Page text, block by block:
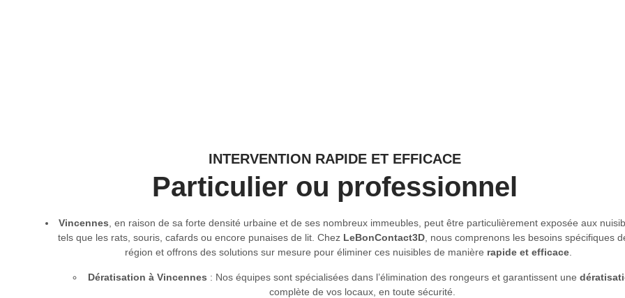
INTERVENTION RAPIDE ET EFFICACE
Particulier ou professionnel
Vincennes, en raison de sa forte densité urbaine et de ses nombreux immeubles, peut être particulièrement exposée aux
tels que les rats, souris, cafards ou encore punaises de lit. Chez LeBonContact3D, nous comprenons les besoins spécifiques
région et offrons des solutions sur mesure pour éliminer ces nuisibles de manière rapide et efficace.
Dératisation à Vincennes : Nos équipes sont spécialisées dans l’élimination des rongeurs et garantissent une
complète de vos locaux, en toute sécurité.